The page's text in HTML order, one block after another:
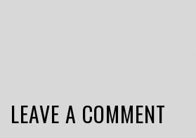
LEAVE A COMMENT